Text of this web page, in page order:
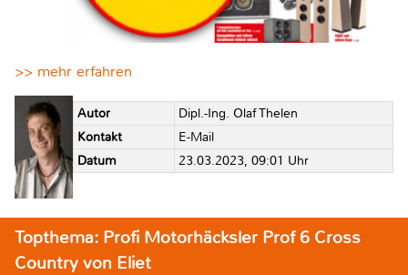
>> mehr erfahren
Autor
Dipl.-Ing. Olaf Thelen
Kontakt
E-Mail
Datum
23.03.2023, 09:01 Uhr
Topthema: Profi Motorhäcksler Prof 6 Cross
Country von Eliet